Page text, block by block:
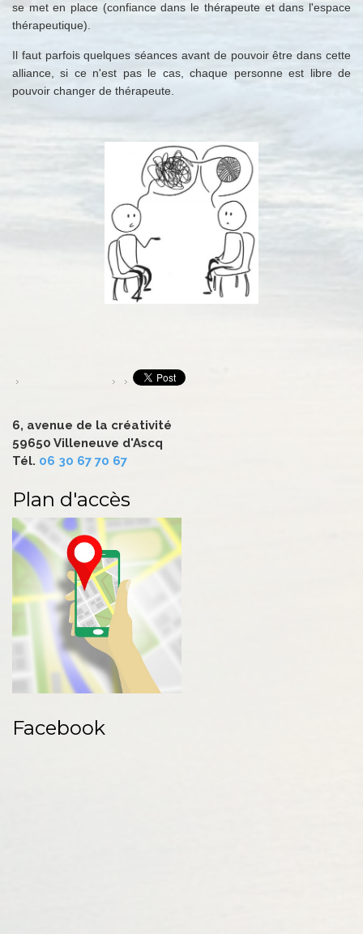
se met en place (confiance dans le thérapeute et dans l'espace
thérapeutique).
Il faut parfois quelques séances avant de pouvoir être dans cette
alliance, si ce n'est pas le cas, chaque personne est libre de
pouvoir changer de thérapeute.
6, avenue de la créativité
59650 Villeneuve d'Ascq
Tél. 06 30 67 70 67
Plan d'accès
Facebook